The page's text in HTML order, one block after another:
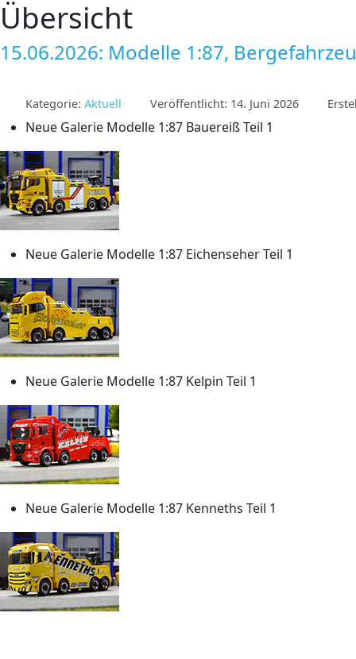
Übersicht
15.06.2026: Modelle 1:87,
Kategorie: Aktuell Veröffentlicht: 14. Juni 2026
Neue Galerie Modelle 1:87 Bauereiß Teil 1
Neue Galerie Modelle 1:87 Eichenseher Teil 1
Neue Galerie Modelle 1:87 Kelpin Teil 1
Neue Galerie Modelle 1:87 Kenneths Teil 1